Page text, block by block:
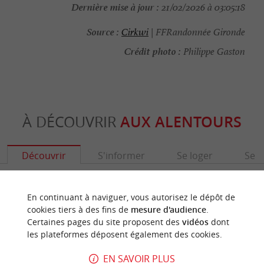
Dernière mise à jour : 21/02/2026 à 03:05:18
Source : Cirkwi | FFRandonnée Gironde
Crédit photo : Philippe Gaston
À DÉCOUVRIR AUX ALENTOURS
Découvrir S'informer Se loger Se
En continuant à naviguer, vous autorisez le dépôt de
cookies tiers à des fins de mesure d'audience.
Certaines pages du site proposent des vidéosdont
les plateformes déposent également des cookies.
EN SAVOIR PLUS